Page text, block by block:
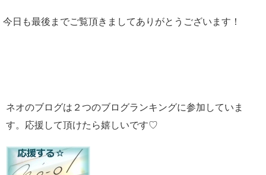
今日も最後までご覧頂きましてありがとうございます！
ネオのブログは２つのブログランキングに参加していま
す。応援して頂けたら嬉しいです♡